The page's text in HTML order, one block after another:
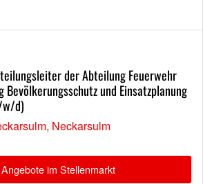
der Abteilung Feuerwehr
Bevölkerungsschutz und Einsatzplanung
w/d)
Neckarsulm
im Stellenmarkt